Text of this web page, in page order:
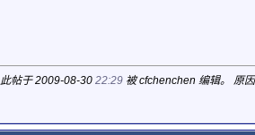
此帖于 2009-08-30 22:29被 cfchenchen 编辑。 原